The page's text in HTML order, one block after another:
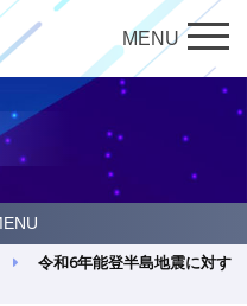
MENU
令和6年能登半島地震に対す